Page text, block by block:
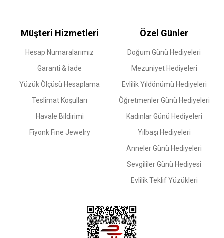
Müşteri Hizmetleri
Hesap Numaralarımız
Garanti & İade
Yüzük Ölçüsü Hesaplama
Teslimat Koşulları
Havale Bildirimi
Fiyonk Fine Jewelry
Özel Günler
Doğum Günü Hediyeleri
Mezuniyet Hediyeleri
Evlilik Yıldönümü Hediyeleri
Öğretmenler Günü Hediyeleri
Kadınlar Günü Hediyeleri
Yılbaşı Hediyeleri
Anneler Günü Hediyeleri
Sevgililer Günü Hediyesi
Evlilik Teklif Yüzükleri